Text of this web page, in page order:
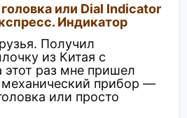
или Dial Indicator
Индикатор
Получил
из Китая с
этот раз мне пришел
прибор —
или просто